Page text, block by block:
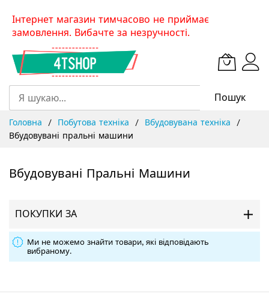
SkipІнтернет магазин тимчасово не приймає
замовлення. Вибачте за незручності.
Пошук
Головна Побутова техніка
Вбудовувана техніка
Вбудовувані пральні машини
Вбудовувані Пральні Машини
ПОКУПКИ ЗА
Ми не можемо знайти товари, які відповідають
вибраному.